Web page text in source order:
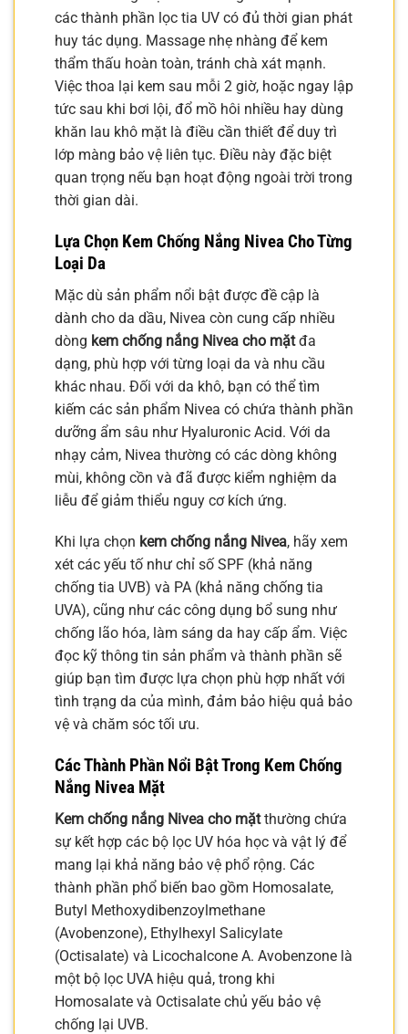
các thành phần lọc tia UV có đủ thời gian phát
huy tác dụng. Massage nhẹ nhàng để kem
thẩm thấu hoàn toàn, tránh chà xát mạnh.
Việc thoa lại kem sau mỗi 2 giờ, hoặc ngay lập
tức sau khi bơi lội, đổ mồ hôi nhiều hay dùng
khăn lau khô mặt là điều cần thiết để duy trì
lớp màng bảo vệ liên tục. Điều này đặc biệt
quan trọng nếu bạn hoạt động ngoài trời trong
thời gian dài.
Lựa Chọn Kem Chống Nắng Nivea Cho Từng
Loại Da
Mặc dù sản phẩm nổi bật được đề cập là
dành cho da dầu, Nivea còn cung cấp nhiều
dòng kem chống nắng Nivea cho mặtđa
dạng, phù hợp với từng loại da và nhu cầu
khác nhau. Đối với da khô, bạn có thể tìm
kiếm các sản phẩm Nivea có chứa thành phần
dưỡng ẩm sâu như Hyaluronic Acid. Với da
nhạy cảm, Nivea thường có các dòng không
mùi, không cồn và đã được kiểm nghiệm da
liễu để giảm thiểu nguy cơ kích ứng.
Khi lựa chọn kem chống nắng Nivea, hãy xem
xét các yếu tố như chỉ số SPF (khả năng
chống tia UVB) và PA (khả năng chống tia
UVA), cũng như các công dụng bổ sung như
chống lão hóa, làm sáng da hay cấp ẩm. Việc
đọc kỹ thông tin sản phẩm và thành phần sẽ
giúp bạn tìm được lựa chọn phù hợp nhất với
tình trạng da của mình, đảm bảo hiệu quả bảo
vệ và chăm sóc tối ưu.
Các Thành Phần Nổi Bật Trong Kem Chống
Nắng Nivea Mặt
Kem chống nắng Nivea cho mặtthường chứa
sự kết hợp các bộ lọc UV hóa học và vật lý để
mang lại khả năng bảo vệ phổ rộng. Các
thành phần phổ biến bao gồm Homosalate,
Butyl Methoxydibenzoylmethane
(Avobenzone), Ethylhexyl Salicylate
(Octisalate) và Licochalcone A. Avobenzone là
một bộ lọc UVA hiệu quả, trong khi
Homosalate và Octisalate chủ yếu bảo vệ
chống lại UVB.